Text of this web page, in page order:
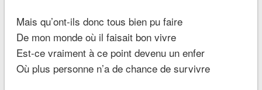
Mais qu’ont-ils donc tous bien pu faire
De mon monde où il faisait bon vivre
Est-ce vraiment à ce point devenu un enfer
Où plus personne n’a de chance de survivre